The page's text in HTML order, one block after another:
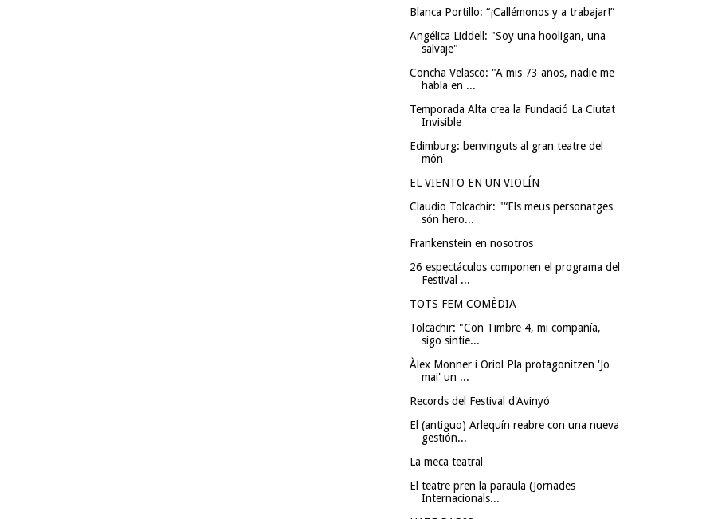
Blanca Portillo: “¡Callémonos y a trabajar!”
Angélica Liddell: "Soy una hooligan, una
salvaje"
Concha Velasco: "A mis 73 años, nadie me
habla en ...
Temporada Alta crea la Fundació La Ciutat
Invisible
Edimburg: benvinguts al gran teatre del
món
EL VIENTO EN UN VIOLÍN
Claudio Tolcachir: "“Els meus personatges
són hero...
Frankenstein en nosotros
26 espectáculos componen el programa del
Festival ...
TOTS FEM COMÈDIA
Tolcachir: "Con Timbre 4, mi compañía,
sigo sintie...
Àlex Monner i Oriol Pla protagonitzen 'Jo
mai' un ...
Records del Festival d'Avinyó
El (antiguo) Arlequín reabre con una nueva
gestión...
La meca teatral
El teatre pren la paraula (Jornades
Internacionals...